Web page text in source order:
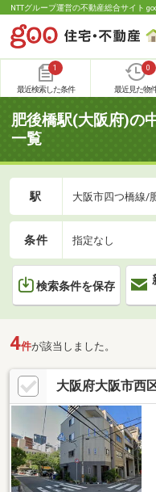
NTTグループ運営の不動産総合サイト
1
最近検索した条件
0
最近見た物
肥後橋駅(大阪府)の
一覧
駅 大阪市四つ橋線/
条件 指定なし
検索条件を保存
4件が該当しました。
大阪府大阪市西